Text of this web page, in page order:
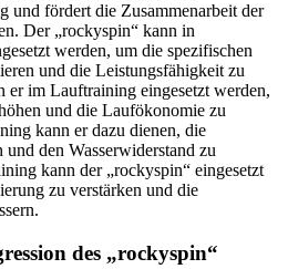
und fördert die Zusammenarbeit der
Der „rockyspin“ kann in
werden, um die spezifischen
und die Leistungsfähigkeit zu
er im Lauftraining eingesetzt werden,
und die Laufökonomie zu
kann er dazu dienen, die
den Wasserwiderstand zu
kann der „rockyspin“ eingesetzt
zu verstärken und die
des „rockyspin“